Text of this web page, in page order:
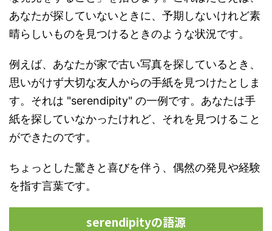
あなたが探していないときに、予期しないけれど素
晴らしいものを見つけるときのような状況です。
例えば、あなたが家で古い写真を探しているとき、
思いがけず大切な友人からの手紙を見つけたとしま
す。それは "serendipity" の一例です。あなたは手
紙を探していなかったけれど、それを見つけること
ができたのです。
ちょっとした驚きと喜びを伴う、偶然の発見や経験
を指す言葉です。
serendipityの語源